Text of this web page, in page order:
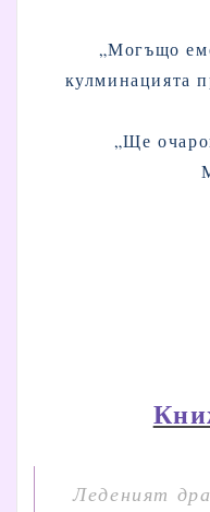
„Могъщо
кулминацията
„Ще
Леденият